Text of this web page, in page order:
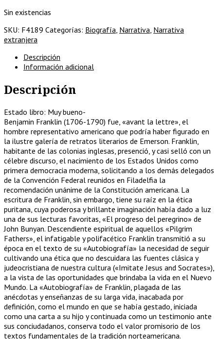
Sin existencias
SKU: F4189 Categorías: Biografía Narrativa Narrativa
extranjera
Descripción
Información adicional
Descripción
Estado libro: Muy bueno-
Benjamin Franklin (1706-1790) fue, «avant la lettre», el
hombre representativo americano que podría haber figurado en
la ilustre galería de retratos literarios de Emerson. Franklin,
habitante de las colonias inglesas, presenció, y casi selló con un
célebre discurso, el nacimiento de los Estados Unidos como
primera democracia moderna, solicitando a los demás delegados
de la Convención Federal reunidos en Filadelfia la
recomendación unánime de la Constitución americana. La
escritura de Franklin, sin embargo, tiene su raíz en la ética
puritana, cuya poderosa y brillante imaginación había dado a luz
una de sus lecturas favoritas, «El progreso del peregrino» de
John Bunyan. Descendiente espiritual de aquellos «Pilgrim
Fathers», el infatigable y polifacético Franklin transmitió a su
época en el texto de su «Autobiografía» la necesidad de seguir
cultivando una ética que no descuidara las fuentes clásica y
judeocristiana de nuestra cultura («Imitate Jesus and Socrates»),
a la vista de las oportunidades que brindaba la vida en el Nuevo
Mundo. La «Autobiografía» de Franklin, plagada de las
anécdotas y enseñanzas de su larga vida, inacabada por
definición, como el mundo en que se había gestado, iniciada
como una carta a su hijo y continuada como un testimonio ante
sus conciudadanos, conserva todo el valor promisorio de los
textos fundamentales de la tradición norteamericana.